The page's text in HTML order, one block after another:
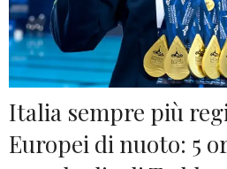
Italia sempre più
Europei di nuoto: 5